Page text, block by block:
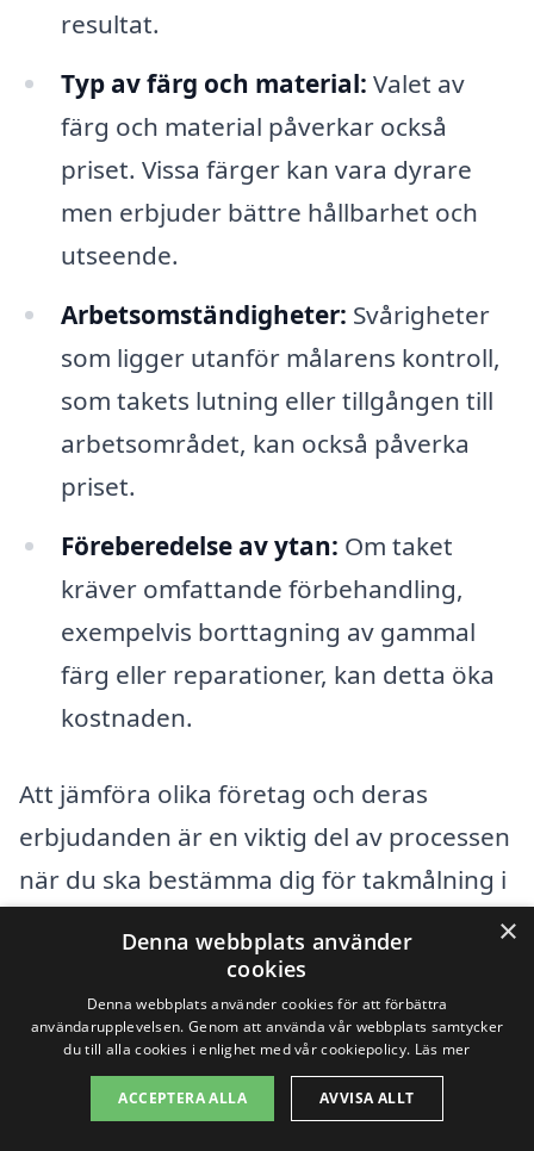
resultat.
Typ av färg och material: Valet av
färg och material påverkar också
priset. Vissa färger kan vara dyrare
men erbjuder bättre hållbarhet och
utseende.
Arbetsomständigheter: Svårigheter
som ligger utanför målarens kontroll,
som takets lutning eller tillgången till
arbetsområdet, kan också påverka
priset.
Föreberedelse av ytan: Om taket
kräver omfattande förbehandling,
exempelvis borttagning av gammal
färg eller reparationer, kan detta öka
kostnaden.
Att jämföra olika företag och deras
erbjudanden är en viktig del av processen
när du ska bestämma dig för takmålning i
takmlning-pris-oib.se kan du enkelt få
flera offerter från lokala målare, vilket gör
att du kan jämföra priser och välja det
alternativ som bäst passar dina behov
×
Denna webbplats använder
cookies
Denna webbplats använder cookies för att förbättra
användarupplevelsen. Genom att använda vår webbplats samtycker
du till alla cookies i enlighet med vår cookiepolicy. Läs mer
ACCEPTERA ALLA AVVISA ALLT